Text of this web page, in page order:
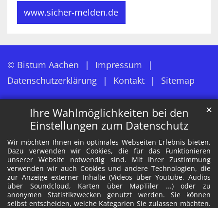
Ihre Wahlmöglichkeiten bei den
Einstellungen zum Datenschutz
Wir möchten Ihnen ein optimales Webseiten-Erlebnis bieten.
Dazu verwenden wir Cookies, die für das Funktionieren
unserer Website notwendig sind. Mit Ihrer Zustimmung
verwenden wir auch Cookies und andere Technologien, die
zur Anzeige externer Inhalte (Videos über Youtube, Audios
über Soundcloud, Karten über MapTiler ...) oder zu
anonymen Statistikzwecken genutzt werden. Sie können
selbst entscheiden, welche Kategorien Sie zulassen möchten.
✕
www.sicher-melden.de
© Bistum Aachen
Impressum
Datenschutzerklärung
Kontakt Sitemap